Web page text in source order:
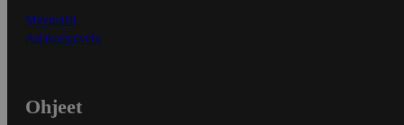
Myymälät
Asiakaspalvelu
Ohjeet